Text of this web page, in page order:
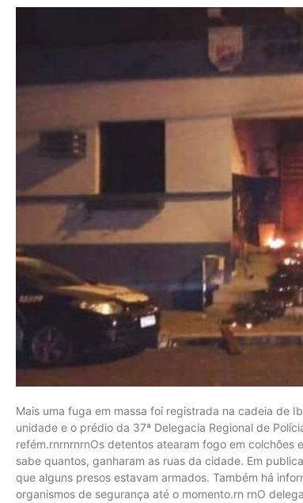
Mais uma fuga em massa foi registrada na cadeia de
unidade e o prédio da 37ª Delegacia Regional de
refém.rnrnrnrnOs detentos atearam fogo em colchões
sabe quantos, ganharam as ruas da cidade. Em
que alguns presos estavam armados. Também há
organismos de segurança até o momento.rn rnO